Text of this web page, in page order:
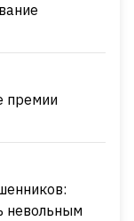
премии
невольным